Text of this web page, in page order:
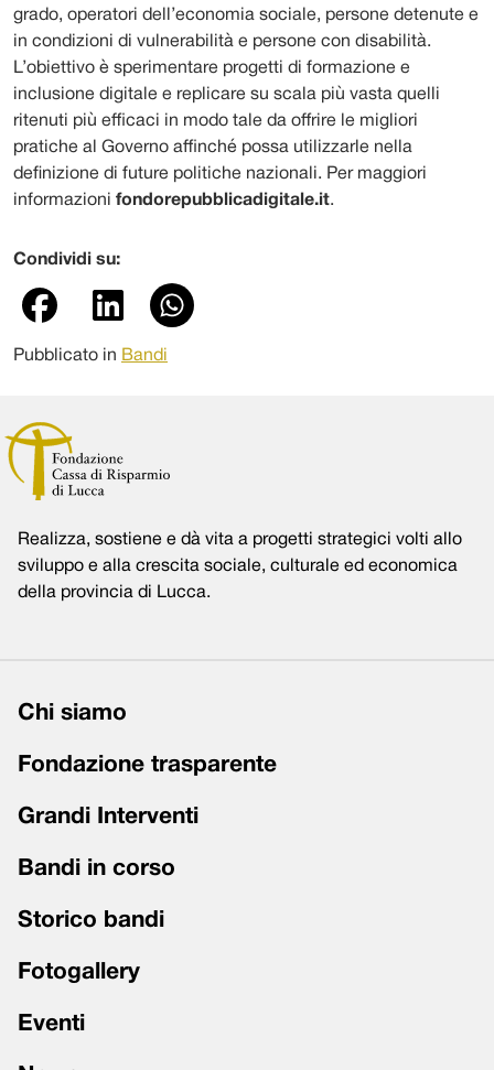
grado, operatori dell’economia sociale, persone detenute e
in condizioni di vulnerabilità e persone con disabilità.
L’obiettivo è sperimentare progetti di formazione e
inclusione digitale e replicare su scala più vasta quelli
ritenuti più efficaci in modo tale da offrire le migliori
pratiche al Governo affinché possa utilizzarle nella
definizione di future politiche nazionali. Per maggiori
informazioni fondorepubblicadigitale.it.
Condividi su:
Pubblicato in Bandi
Realizza, sostiene e dà vita a progetti strategici volti allo
sviluppo e alla crescita sociale, culturale ed economica
della provincia di Lucca.
Chi siamo
Fondazione trasparente
Grandi Interventi
Bandi in corso
Storico bandi
Fotogallery
Eventi